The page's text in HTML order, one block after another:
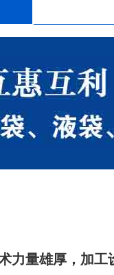
力量雄厚，加工